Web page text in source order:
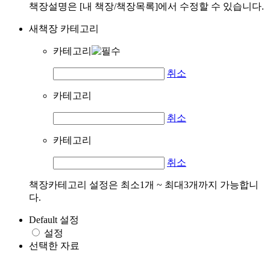
책장설명은 [내 책장/책장목록]에서 수정할 수 있습니다.
새책장 카테고리
카테고리
취소
카테고리
취소
카테고리
취소
책장카테고리 설정은 최소1개 ~ 최대3개까지 가능합니
다.
Default 설정
설정
선택한 자료